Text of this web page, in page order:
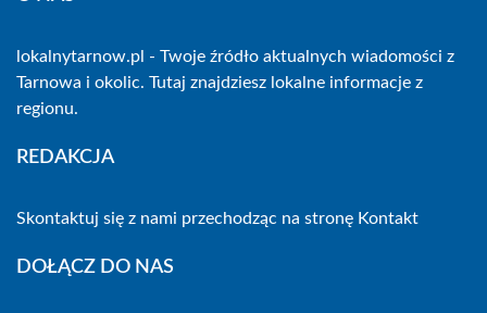
lokalnytarnow.pl - Twoje źródło aktualnych wiadomości z
Tarnowa i okolic. Tutaj znajdziesz lokalne informacje z
regionu.
REDAKCJA
Skontaktuj się z nami przechodząc na stronę Kontakt
DOŁĄCZ DO NAS